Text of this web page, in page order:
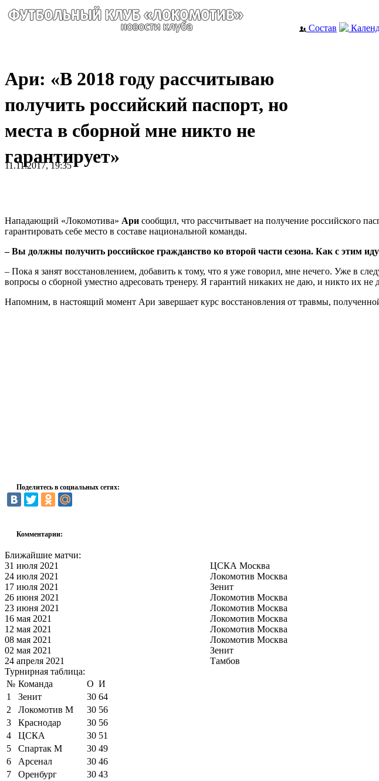
Состав
Ари: «В 2018 году рассчитываю
получить российский паспорт, но
места в сборной мне никто не
гарантирует»
11.11.2017, 19:35
Нападающий «Локомотива» Ари сообщил, что рассчитывает на получение российского
гарантировать себе место в составе национальной команды.
– Вы должны получить российское гражданство ко второй части сезона. Как с этим
– Пока я занят восстановлением, добавить к тому, что я уже говорил, мне нечего. Уже в
вопросы о сборной уместно адресовать тренеру. Я гарантий никаких не даю, и никто их не
Напомним, в настоящий момент Ари завершает курс восстановления от травмы,
Поделитесь в социальных сетях:
Комментарии:
Ближайшие матчи:
31 июля 2021
ЦСКА Москва
24 июля 2021
Локомотив Москва
17 июля 2021
Зенит
26 июня 2021
Локомотив Москва
23 июня 2021
Локомотив Москва
16 мая 2021
Локомотив Москва
12 мая 2021
Локомотив Москва
08 мая 2021
Локомотив Москва
02 мая 2021
Зенит
24 апреля 2021
Тамбов
Турнирная таблица:
№ Команда О И
1
Зенит 30 64
2
Локомотив М 30 56
3
Краснодар 30 56
4
ЦСКА 30 51
5
Спартак М 30 49
6
Арсенал 30 46
7
Оренбург 30 43